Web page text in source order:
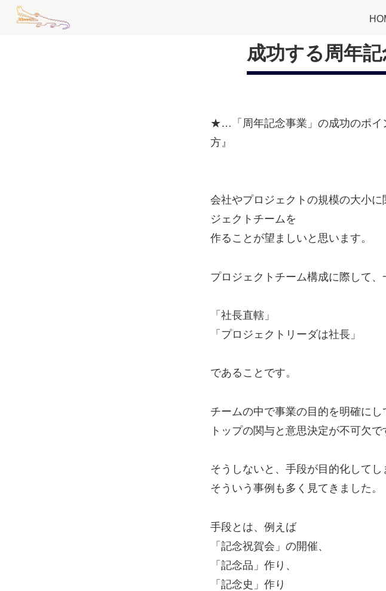
成功する周年
★…「周年記念事業」の成功のポイ
方』
会社やプロジェクトの規模の大小
ジェクトチームを
作ることが望ましいと思います。
プロジェクトチーム構成に際して
「社長直轄」
「プロジェクトリーダは社長」
であることです。
チームの中で事業の目的を明確に
トップの関与と意思決定が不可欠で
そうしないと、手段が目的化してし
そういう事例も多く見てきました。
手段とは、例えば
「記念祝賀会」の開催、
「記念品」作り、
「記念史」作り